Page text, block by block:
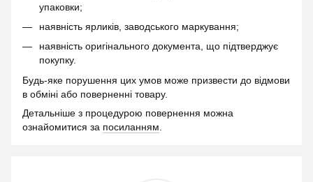
упаковки;
наявність ярликів, заводського маркування;
наявність оригінального документа, що підтверджує
покупку.
Будь-яке порушення цих умов може призвести до відмови
в обміні або поверненні товару.
Детальніше з процедурою повернення можна
ознайомитися за посиланням